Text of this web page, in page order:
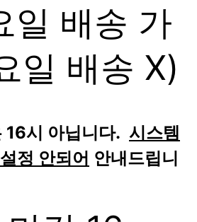
배송 가
일 배송 X)
시 아닙니다. 시스템
정 안되어 안내드립니